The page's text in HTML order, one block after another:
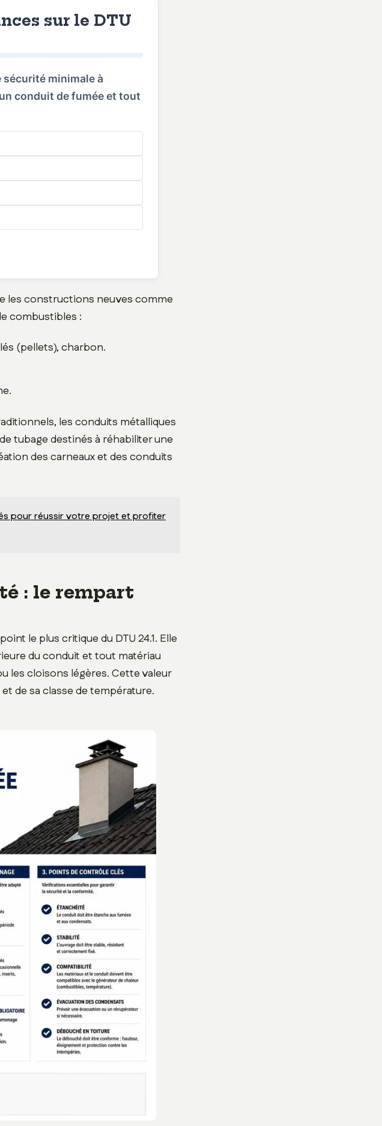
sur le DTU
sécurité minimale à
conduit de fumée et tout
les constructions neuves comme
combustibles :
(pellets), charbon.
les conduits métalliques
tubage destinés à réhabiliter une
des carneaux et des conduits
pour réussir votre projet et profiter
: le rempart
le plus critique du DTU 24.1. Elle
du conduit et tout matériau
les cloisons légères. Cette valeur
de sa classe de température.